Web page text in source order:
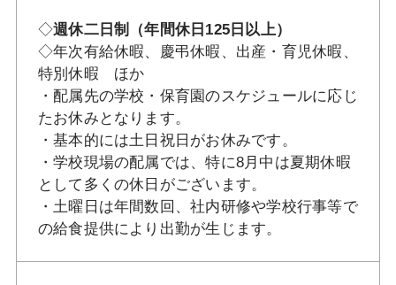
◇週休二日制（年間休日125日以上）
◇年次有給休暇、慶弔休暇、出産・育児休暇、
特別休暇 ほか
・配属先の学校・保育園のスケジュールに応じ
たお休みとなります。
・基本的には土日祝日がお休みです。
・学校現場の配属では、特に8月中は夏期休暇
として多くの休日がございます。
・土曜日は年間数回、社内研修や学校行事等で
の給食提供により出勤が生じます。